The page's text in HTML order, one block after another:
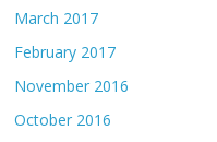
March 2017
February 2017
November 2016
October 2016